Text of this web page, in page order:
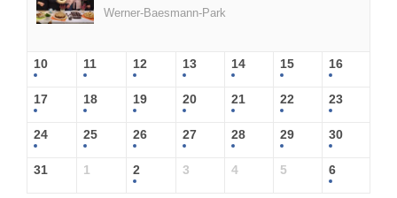
Werner-Baesmann-Park
10 11 12 13 14 15 16
17 18 19 20 21 22 23
24 25 26 27 28 29 30
31 1 2 3 4 5 6